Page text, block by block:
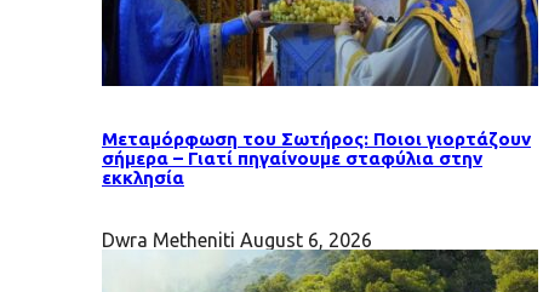
Μεταμόρφωση του Σωτήρος: Ποιοι γιορτάζουν
σήμερα – Γιατί πηγαίνουμε σταφύλια στην
εκκλησία
Dwra Metheniti August 6, 2026